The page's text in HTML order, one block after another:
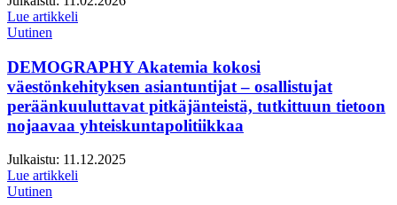
Lue artikkeli
Uutinen
DEMOGRAPHY Akatemia kokosi
väestönkehityksen asiantuntijat – osallistujat
peräänkuuluttavat pitkäjänteistä, tutkittuun tietoon
nojaavaa yhteiskuntapolitiikkaa
Julkaistu: 11.12.2025
Lue artikkeli
Uutinen